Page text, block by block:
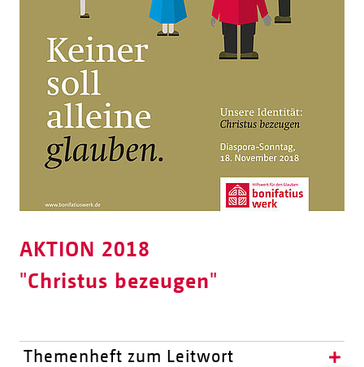
AKTION 2018
"Christus bezeugen"
Themenheft zum Leitwort